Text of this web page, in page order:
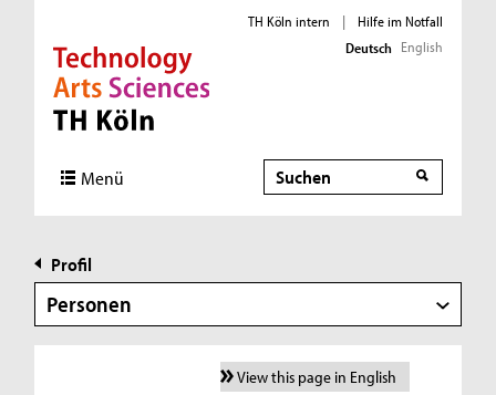
Direkt zur Hauptnavigation
Direkt zur Subnavigation
Direkt zum Inhalt
Direkt zum Fußbereich
TH Köln intern |
Hilfe im Notfall
Deutsch English
Menü Suche
Profil
Personen
View this page in English